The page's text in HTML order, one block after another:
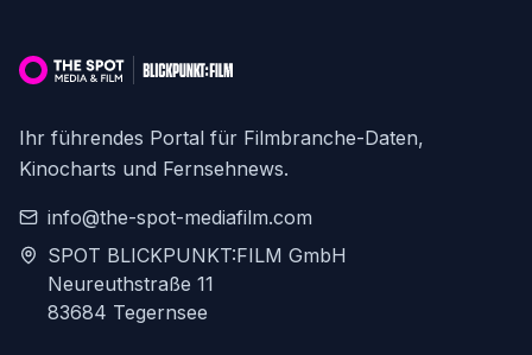
Ihr führendes Portal für Filmbranche-Daten,
Kinocharts und Fernsehnews.
info@the-spot-mediafilm.com
SPOT BLICKPUNKT:FILM GmbH
Neureuthstraße 11
83684 Tegernsee